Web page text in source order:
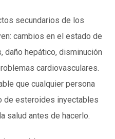
secundarios de los
cambios en el estado de
daño hepático, disminución
cardiovasculares.
que cualquier persona
de esteroides inyectables
salud antes de hacerlo.